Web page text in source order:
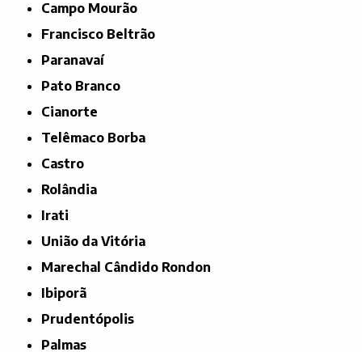
Campo Mourão
Francisco Beltrão
Paranavaí
Pato Branco
Cianorte
Telêmaco Borba
Castro
Rolândia
Irati
União da Vitória
Marechal Cândido Rondon
Ibiporã
Prudentópolis
Palmas